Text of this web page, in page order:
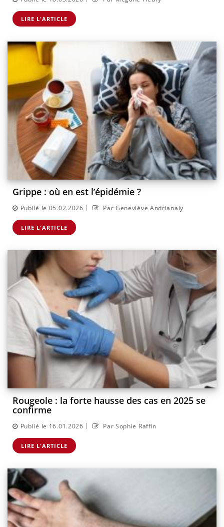
LIRE L'ARTICLE
Grippe : où en est l’épidémie ?
Publié le 05.02.2026 | Par Geneviève Andrianaly
LIRE L'ARTICLE
Rougeole : la forte hausse des cas en 2025 se
confirme
Publié le 16.01.2026 | Par Sophie Raffin
LIRE L'ARTICLE